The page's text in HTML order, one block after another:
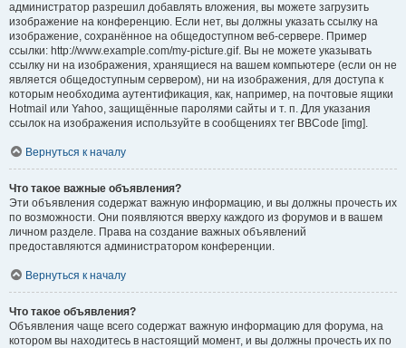
администратор разрешил добавлять вложения, вы можете загрузить
изображение на конференцию. Если нет, вы должны указать ссылку на
изображение, сохранённое на общедоступном веб-сервере. Пример
ссылки: http://www.example.com/my-picture.gif. Вы не можете указывать
ссылку ни на изображения, хранящиеся на вашем компьютере (если он не
является общедоступным сервером), ни на изображения, для доступа к
которым необходима аутентификация, как, например, на почтовые ящики
Hotmail или Yahoo, защищённые паролями сайты и т. п. Для указания
ссылок на изображения используйте в сообщениях тег BBCode [img].
Вернуться к началу
Что такое важные объявления?
Эти объявления содержат важную информацию, и вы должны прочесть их
по возможности. Они появляются вверху каждого из форумов и в вашем
личном разделе. Права на создание важных объявлений
предоставляются администратором конференции.
Вернуться к началу
Что такое объявления?
Объявления чаще всего содержат важную информацию для форума, на
котором вы находитесь в настоящий момент, и вы должны прочесть их по